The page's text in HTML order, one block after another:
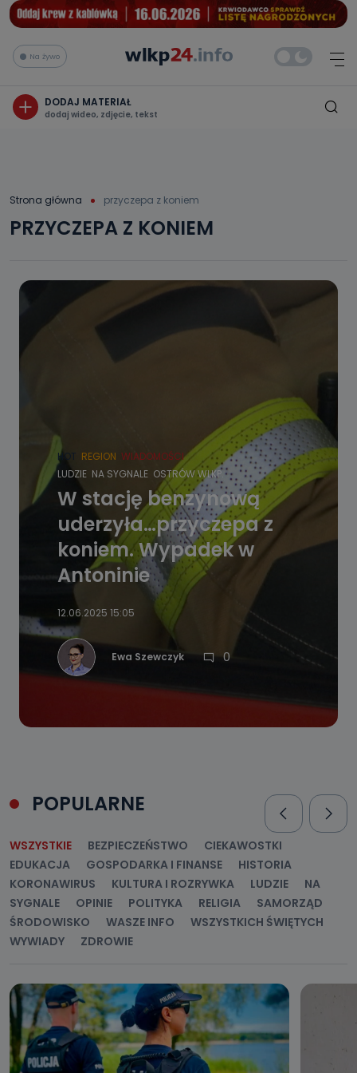
Na żywo
DODAJ MATERIAŁ
dodaj wideo, zdjęcie, tekst
Strona główna przyczepa z koniem
PRZYCZEPA Z KONIEM
HOT REGION WIADOMOŚCI
LUDZIE NA SYGNALE OSTRÓW WLKP.
W stację benzynową
uderzyła…przyczepa z
koniem. Wypadek w
Antoninie
12.06.2025 15:05
Ewa Szewczyk 0
POPULARNE
WSZYSTKIE BEZPIECZEŃSTWO
CIEKAWOSTKI
EDUKACJA
GOSPODARKA I FINANSE
HISTORIA
KORONAWIRUS
KULTURA I ROZRYWKA LUDZIE
NA
SYGNALE
OPINIE POLITYKA RELIGIA
SAMORZĄD
ŚRODOWISKO
WASZE INFO
WSZYSTKICH ŚWIĘTYCH
WYWIADY
ZDROWIE